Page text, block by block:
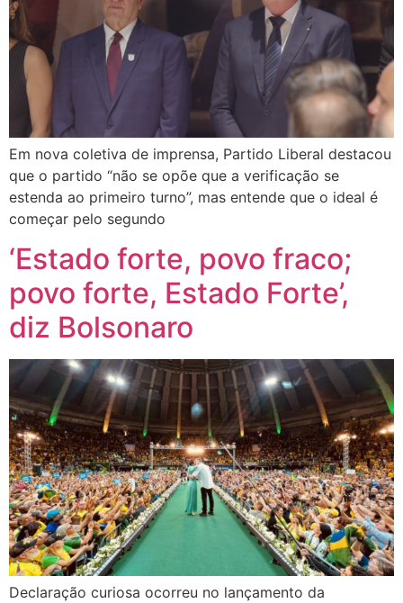
Em nova coletiva de imprensa, Partido Liberal destacou
que o partido “não se opõe que a verificação se
estenda ao primeiro turno”, mas entende que o ideal é
começar pelo segundo
‘Estado forte, povo fraco;
povo forte, Estado Forte’,
diz Bolsonaro
Declaração curiosa ocorreu no lançamento da